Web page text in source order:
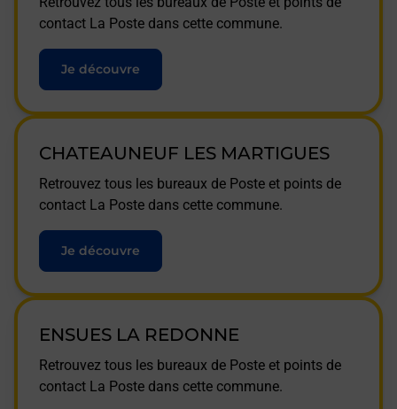
contact La Poste dans cette commune.
Je découvre
CHATEAUNEUF LES MARTIGUES
Retrouvez tous les bureaux de Poste et points de
contact La Poste dans cette commune.
Je découvre
ENSUES LA REDONNE
Retrouvez tous les bureaux de Poste et points de
contact La Poste dans cette commune.